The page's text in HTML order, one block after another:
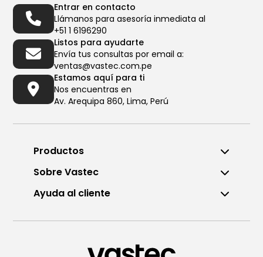
Entrar en contacto
Llámanos para asesoría inmediata al
+51 1 6196290
Listos para ayudarte
Envía tus consultas por email a:
ventas@vastec.com.pe
Estamos aquí para ti
Nos encuentras en
Av. Arequipa 860, Lima, Perú
Productos
Sobre Vastec
Ayuda al cliente